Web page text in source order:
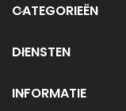
CATEGORIEËN
DIENSTEN
INFORMATIE